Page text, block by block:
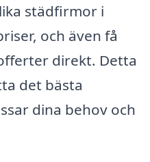
städfirmor i
och även få
direkt. Detta
det bästa
dina behov och